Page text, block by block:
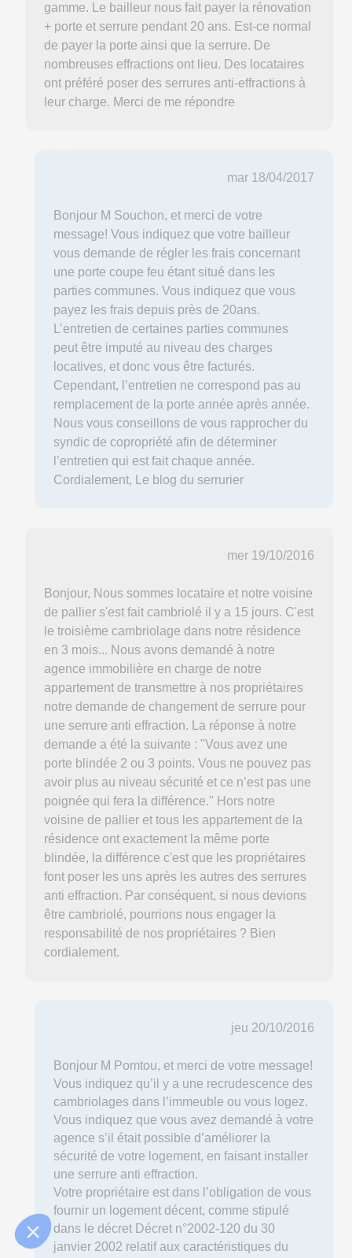
gamme. Le bailleur nous fait payer la rénovation
+ porte et serrure pendant 20 ans. Est-ce normal
de payer la porte ainsi que la serrure. De
nombreuses effractions ont lieu. Des locataires
ont préféré poser des serrures anti-effractions à
leur charge. Merci de me répondre
mar 18/04/2017
Bonjour M Souchon, et merci de votre
message! Vous indiquez que votre bailleur
vous demande de régler les frais concernant
une porte coupe feu étant situé dans les
parties communes. Vous indiquez que vous
payez les frais depuis près de 20ans.
L’entretien de certaines parties communes
peut être imputé au niveau des charges
locatives, et donc vous être facturés.
Cependant, l’entretien ne correspond pas au
remplacement de la porte année après année.
Nous vous conseillons de vous rapprocher du
syndic de copropriété afin de déterminer
l’entretien qui est fait chaque année.
Cordialement, Le blog du serrurier
mer 19/10/2016
Bonjour, Nous sommes locataire et notre voisine
de pallier s'est fait cambriolé il y a 15 jours. C'est
le troisième cambriolage dans notre résidence
en 3 mois... Nous avons demandé à notre
agence immobilière en charge de notre
appartement de transmettre à nos propriétaires
notre demande de changement de serrure pour
une serrure anti effraction. La réponse à notre
demande a été la suivante : "Vous avez une
porte blindée 2 ou 3 points. Vous ne pouvez pas
avoir plus au niveau sécurité et ce n’est pas une
poignée qui fera la différence." Hors notre
voisine de pallier et tous les appartement de la
résidence ont exactement la même porte
blindée, la différence c'est que les propriétaires
font poser les uns après les autres des serrures
anti effraction. Par conséquent, si nous devions
être cambriolé, pourrions nous engager la
responsabilité de nos propriétaires ? Bien
cordialement.
jeu 20/10/2016
Bonjour M Pomtou, et merci de votre message!
Vous indiquez qu’il y a une recrudescence des
cambriolages dans l’immeuble ou vous logez.
Vous indiquez que vous avez demandé à votre
agence s’il était possible d’améliorer la
sécurité de votre logement, en faisant installer
une serrure anti effraction.
Votre propriétaire est dans l’obligation de vous
fournir un logement décent, comme stipulé
dans le décret Décret n°2002-120 du 30
janvier 2002 relatif aux caractéristiques du